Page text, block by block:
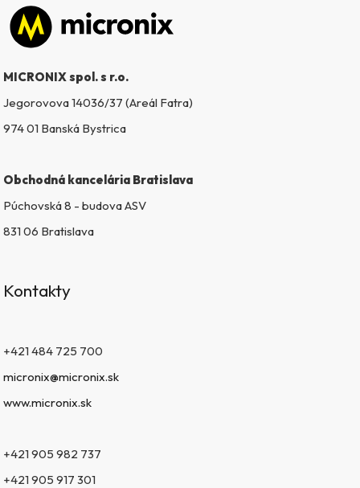
Zápätie
MICRONIX spol. s r.o.
Jegorovova 14036/37 (Areál Fatra)
974 01 Banská Bystrica
Obchodná kancelária Bratislava
Púchovská 8 - budova ASV
831 06 Bratislava
Kontakty
+421 484 725 700
micronix@micronix.sk
www.micronix.sk
+421 905 982 737
+421 905 917 301